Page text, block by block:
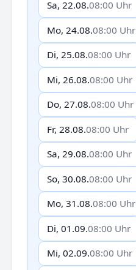
Sa, 22.08.08:00 Uhr
Mo, 24.08.08:00 Uhr
Di, 25.08.08:00 Uhr
Mi, 26.08.08:00 Uhr
Do, 27.08.08:00 Uhr
Fr, 28.08.08:00 Uhr
Sa, 29.08.08:00 Uhr
So, 30.08.08:00 Uhr
Mo, 31.08.08:00 Uhr
Di, 01.09.08:00 Uhr
Mi, 02.09.08:00 Uhr